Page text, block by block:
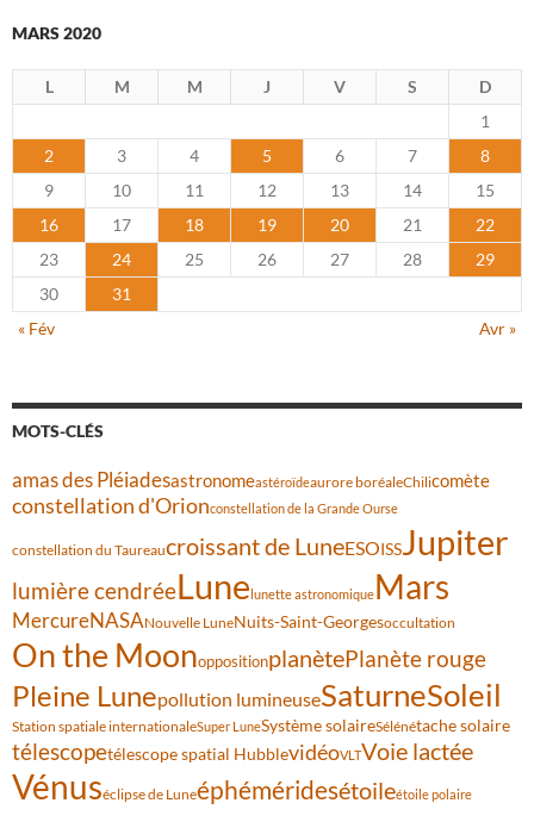
MARS 2020
L M M J V S
D
1
2
3 4 5 6 7
8
9
10 11 12 13 14
15
16
17 18 19 20 21
22
23
24 25 26 27 28
29
30
31
« Fév
Avr »
MOTS-CLÉS
amas des Pléiadesastronomeastéroïdeaurore boréaleChilicomète
constellation d'Orionconstellation de la Grande Ourse
constellation du Taureaucroissant de LuneESOISSJupiter
lumière cendréeLunelunette astronomiqueMars
MercureNASANouvelle LuneNuits-Saint-Georgesoccultation
On the MoonoppositionplanètePlanète rouge
Pleine Lunepollution lumineuseSaturneSoleil
Station spatiale internationaleSuper LuneSystème solaireSélénétache solaire
télescopetélescope spatial HubblevidéoVLTVoie lactée
Vénuséclipse de Luneéphéméridesétoileétoile polaire